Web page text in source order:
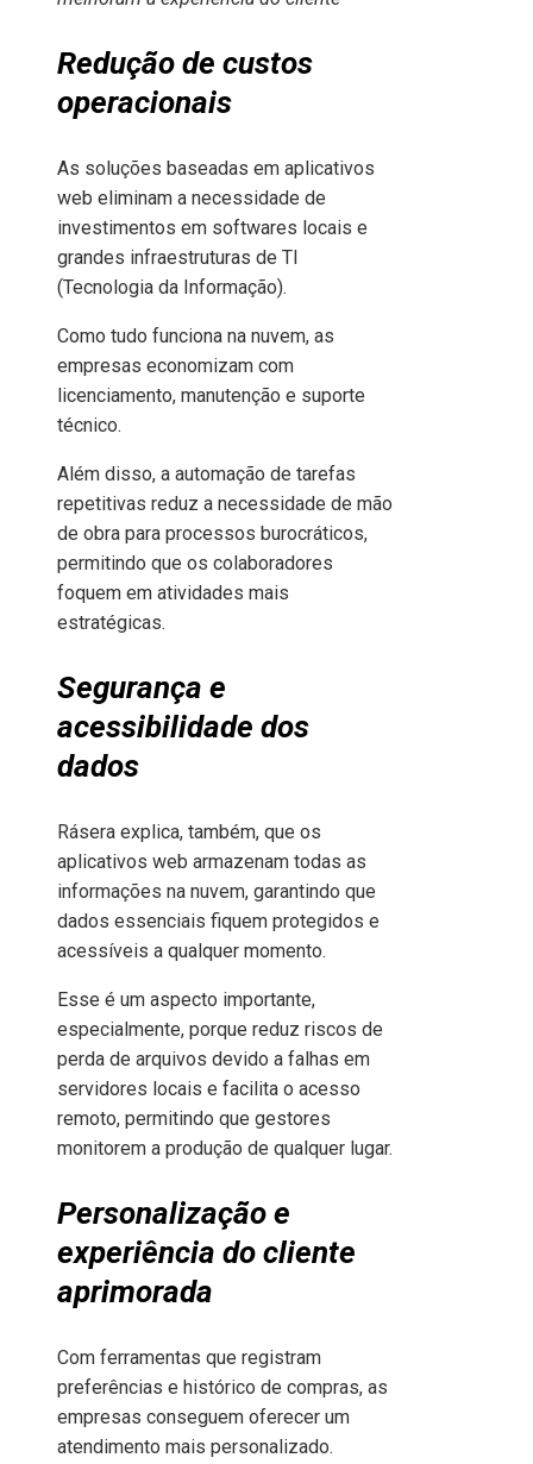
Redução de custos
operacionais
As soluções baseadas em aplicativos
web eliminam a necessidade de
investimentos em softwares locais e
grandes infraestruturas de TI
(Tecnologia da Informação).
Como tudo funciona na nuvem, as
empresas economizam com
licenciamento, manutenção e suporte
técnico.
Além disso, a automação de tarefas
repetitivas reduz a necessidade de mão
de obra para processos burocráticos,
permitindo que os colaboradores
foquem em atividades mais
estratégicas.
Segurança e
acessibilidade dos
dados
Rásera explica, também, que os
aplicativos web armazenam todas as
informações na nuvem, garantindo que
dados essenciais fiquem protegidos e
acessíveis a qualquer momento.
Esse é um aspecto importante,
especialmente, porque reduz riscos de
perda de arquivos devido a falhas em
servidores locais e facilita o acesso
remoto, permitindo que gestores
monitorem a produção de qualquer lugar.
Personalização e
experiência do cliente
aprimorada
Com ferramentas que registram
preferências e histórico de compras, as
empresas conseguem oferecer um
atendimento mais personalizado.